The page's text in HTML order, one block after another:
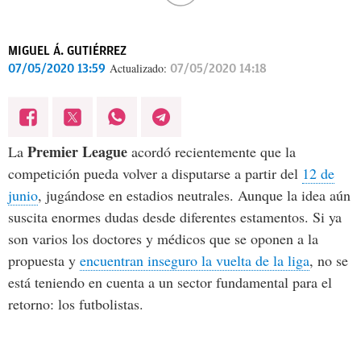
MIGUEL Á. GUTIÉRREZ
07/05/2020 13:59 Actualizado: 07/05/2020 14:18
La Premier League acordó recientemente que la
competición pueda volver a disputarse a partir del 12 de
junio, jugándose en estadios neutrales. Aunque la idea aún
suscita enormes dudas desde diferentes estamentos. Si ya
son varios los doctores y médicos que se oponen a la
propuesta y encuentran inseguro la vuelta de la liga, no se
está teniendo en cuenta a un sector fundamental para el
retorno: los futbolistas.